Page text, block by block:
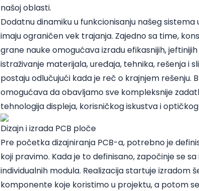
našoj oblasti.
Dodatnu dinamiku u funkcionisanju našeg
imaju ograničen vek trajanja. Zajedno sa time,
grane nauke omogućava izradu efikasnijih,
istraživanje materijala, uređaja, tehnika, rešenja i
postaju odlučujući kada je reč o krajnjem
omogućava da obavljamo sve kompleksnije
tehnologija displeja, korisničkog iskustva i
Dizajn i izrada PCB ploče
Pre početka dizajniranja PCB-a, potrebno je
koji pravimo. Kada je to definisano, započinje se
individualnih modula. Realizacija startuje
komponente koje koristimo u projektu, a potom